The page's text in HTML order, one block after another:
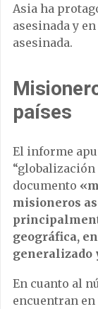
Asia ha
asesinada y
asesinada.
países
El informe
“globalización
documento
misioneros
geográfica,
generalizado
En cuanto al
encuentran en